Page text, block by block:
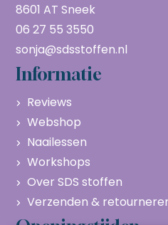
8601 AT Sneek
06 27 55 3550
sonja@sdsstoffen.nl
Informatie
Reviews
Webshop
Naailessen
Workshops
Over SDS stoffen
Verzenden &